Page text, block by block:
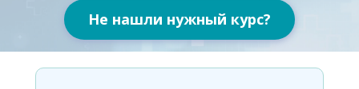
Не нашли нужный курс?